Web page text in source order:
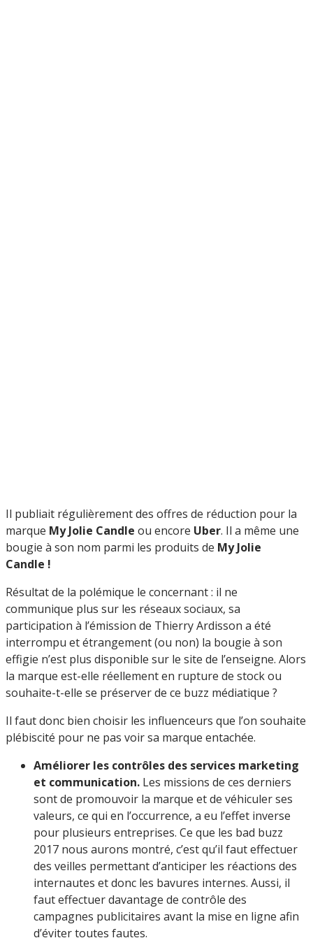
Il publiait régulièrement des offres de réduction pour la
marque My Jolie Candle ou encore Uber. Il a même une
bougie à son nom parmi les produits de My Jolie
Candle !
Résultat de la polémique le concernant : il ne
communique plus sur les réseaux sociaux, sa
participation à l’émission de Thierry Ardisson a été
interrompu et étrangement (ou non) la bougie à son
effigie n’est plus disponible sur le site de l’enseigne. Alors
la marque est-elle réellement en rupture de stock ou
souhaite-t-elle se préserver de ce buzz médiatique ?
Il faut donc bien choisir les influenceurs que l’on souhaite
plébiscité pour ne pas voir sa marque entachée.
Améliorer les contrôles des services marketing
et communication. Les missions de ces derniers
sont de promouvoir la marque et de véhiculer ses
valeurs, ce qui en l’occurrence, a eu l’effet inverse
pour plusieurs entreprises. Ce que les bad buzz
2017 nous aurons montré, c’est qu’il faut effectuer
des veilles permettant d’anticiper les réactions des
internautes et donc les bavures internes. Aussi, il
faut effectuer davantage de contrôle des
campagnes publicitaires avant la mise en ligne afin
d’éviter toutes fautes.